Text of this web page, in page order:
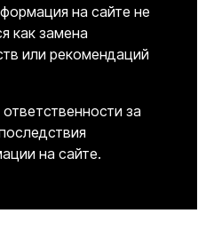
на сайте не
как замена
или рекомендаций
за
на сайте.